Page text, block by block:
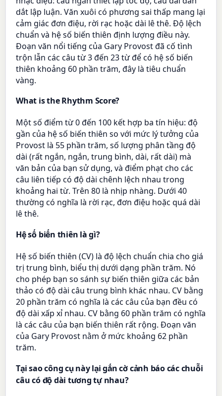
dắt lập luận. Văn xuôi có phương sai thấp mang lại
cảm giác đơn điệu, rời rạc hoặc dài lê thê. Độ lệch
chuẩn và hệ số biến thiên định lượng điều này.
Đoạn văn nổi tiếng của Gary Provost đã cố tình
trộn lẫn các câu từ 3 đến 23 từ để có hệ số biến
thiên khoảng 60 phần trăm, đây là tiêu chuẩn
vàng.
What is the Rhythm Score?
Một số điểm từ 0 đến 100 kết hợp ba tín hiệu: độ
gần của hệ số biến thiên so với mức lý tưởng của
Provost là 55 phần trăm, số lượng phân tầng độ
dài (rất ngắn, ngắn, trung bình, dài, rất dài) mà
văn bản của bạn sử dụng, và điểm phạt cho các
câu liên tiếp có độ dài chênh lệch nhau trong
khoảng hai từ. Trên 80 là nhịp nhàng. Dưới 40
thường có nghĩa là rời rạc, đơn điệu hoặc quá dài
lê thê.
Hệ số biến thiên là gì?
Hệ số biến thiên (CV) là độ lệch chuẩn chia cho giá
trị trung bình, biểu thị dưới dạng phần trăm. Nó
cho phép bạn so sánh sự biến thiên giữa các bản
thảo có độ dài câu trung bình khác nhau. CV bằng
20 phần trăm có nghĩa là các câu của bạn đều có
độ dài xấp xỉ nhau. CV bằng 60 phần trăm có nghĩa
là các câu của bạn biến thiên rất rộng. Đoạn văn
của Gary Provost nằm ở mức khoảng 62 phần
trăm.
Tại sao công cụ này lại gắn cờ cảnh báo các chuỗi
câu có độ dài tương tự nhau?